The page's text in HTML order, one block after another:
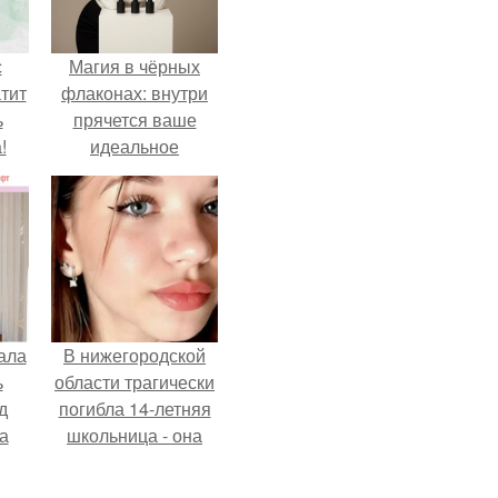
Магия в чёрных
флаконах: внутри
прячется ваше
идеальное
настроение.
В нижегородской
области трагически
погибла 14-летняя
школьница - она